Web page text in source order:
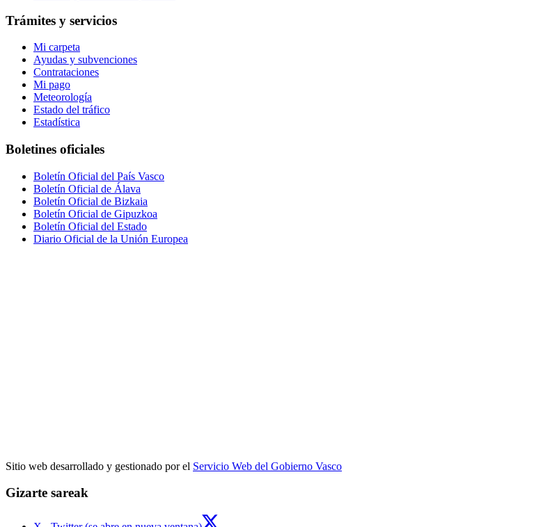
Trámites y servicios
Mi carpeta
Ayudas y subvenciones
Contrataciones
Mi pago
Meteorología
Estado del tráfico
Estadística
Boletines oficiales
Boletín Oficial del País Vasco
Boletín Oficial de Álava
Boletín Oficial de Bizkaia
Boletín Oficial de Gipuzkoa
Boletín Oficial del Estado
Diario Oficial de la Unión Europea
Sitio web desarrollado y gestionado por el Servicio Web del Gobierno Vasco
Gizarte sareak